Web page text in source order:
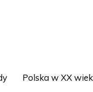
Polska w XX